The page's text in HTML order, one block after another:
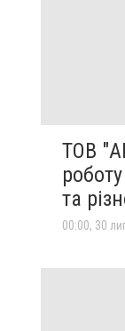
ТОВ
та
00:00, 30